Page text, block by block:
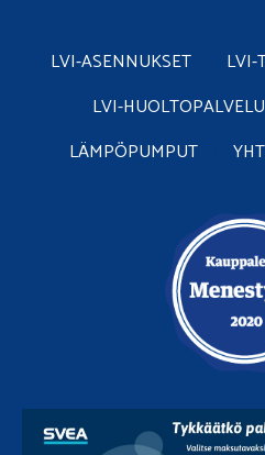
LVI-ASENNUKSET
LVI-
LVI-HUOLTOPALVELU
LÄMPÖPUMPUT